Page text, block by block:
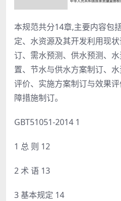
本规范共分14章,主要内容包
定、水资源及其开发利用现
订、需水预测、供水预测、
置、节水与供水方案制订、
评价、实施方案制订与效果
障措施制订。
GBT51051-2014 1
1 总 则 12
2 术 语 13
3 基本规定 14